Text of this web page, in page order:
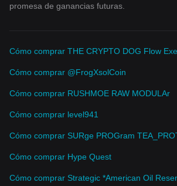
promesa de ganancias futuras.
Cómo comprar THE CRYPTO DOG Flow
Cómo comprar @FrogXsolCoin
Cómo comprar RUSHMOE RAW MODULAr
Cómo comprar level941
Cómo comprar SURge PROGram
Cómo comprar Hype Quest
Cómo comprar Strategic *American Oil